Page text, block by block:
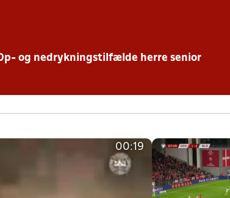
og nedrykningstilfælde herre senior
00:19